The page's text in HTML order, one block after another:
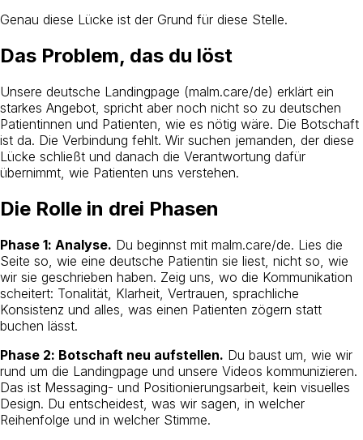
Genau diese Lücke ist der Grund für diese Stelle.
Das Problem, das du löst
Unsere deutsche Landingpage (malm.care/de) erklärt ein
starkes Angebot, spricht aber noch nicht so zu deutschen
Patientinnen und Patienten, wie es nötig wäre. Die Botschaft
ist da. Die Verbindung fehlt. Wir suchen jemanden, der diese
Lücke schließt und danach die Verantwortung dafür
übernimmt, wie Patienten uns verstehen.
Die Rolle in drei Phasen
Phase 1: Analyse. Du beginnst mit malm.care/de. Lies die
Seite so, wie eine deutsche Patientin sie liest, nicht so, wie
wir sie geschrieben haben. Zeig uns, wo die Kommunikation
scheitert: Tonalität, Klarheit, Vertrauen, sprachliche
Konsistenz und alles, was einen Patienten zögern statt
buchen lässt.
Phase 2: Botschaft neu aufstellen. Du baust um, wie wir
rund um die Landingpage und unsere Videos kommunizieren.
Das ist Messaging- und Positionierungsarbeit, kein visuelles
Design. Du entscheidest, was wir sagen, in welcher
Reihenfolge und in welcher Stimme.